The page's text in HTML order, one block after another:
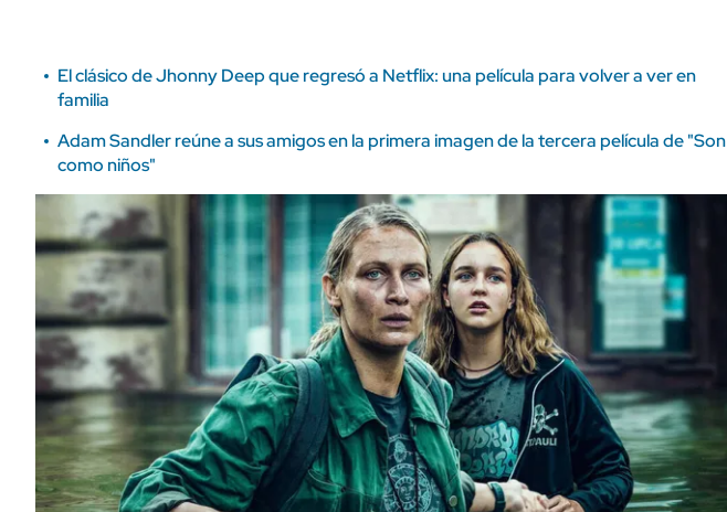
El clásico de Jhonny Deep que regresó a Netflix: una película para volver a ver en
familia
Adam Sandler reúne a sus amigos en la primera imagen de la tercera película de "Son
como niños"